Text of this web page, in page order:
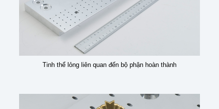
Tinh thể lỏng liên quan đến bộ phận hoàn thành